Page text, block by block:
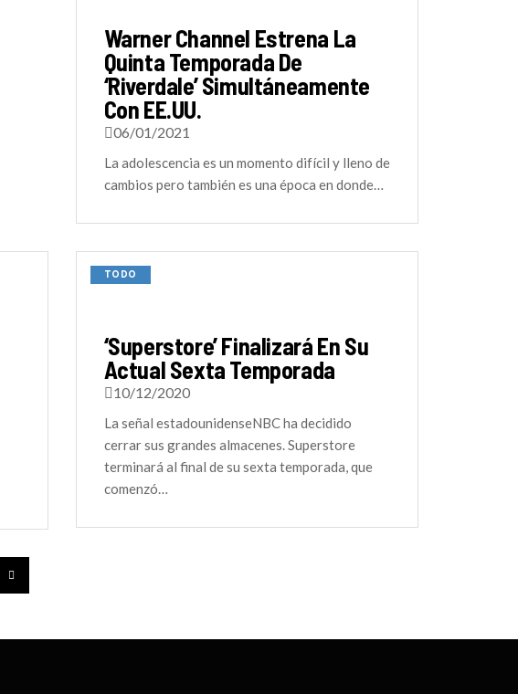
Warner Channel Estrena La
Quinta Temporada De
‘Riverdale’ Simultáneamente
Con EE.UU.
06/01/2021
La adolescencia es un momento difícil y lleno de
cambios pero también es una época en donde…
TODO
‘Superstore’ Finalizará En Su
Actual Sexta Temporada
10/12/2020
La señal estadounidenseNBC ha decidido
cerrar sus grandes almacenes. Superstore
terminará al final de su sexta temporada, que
comenzó…